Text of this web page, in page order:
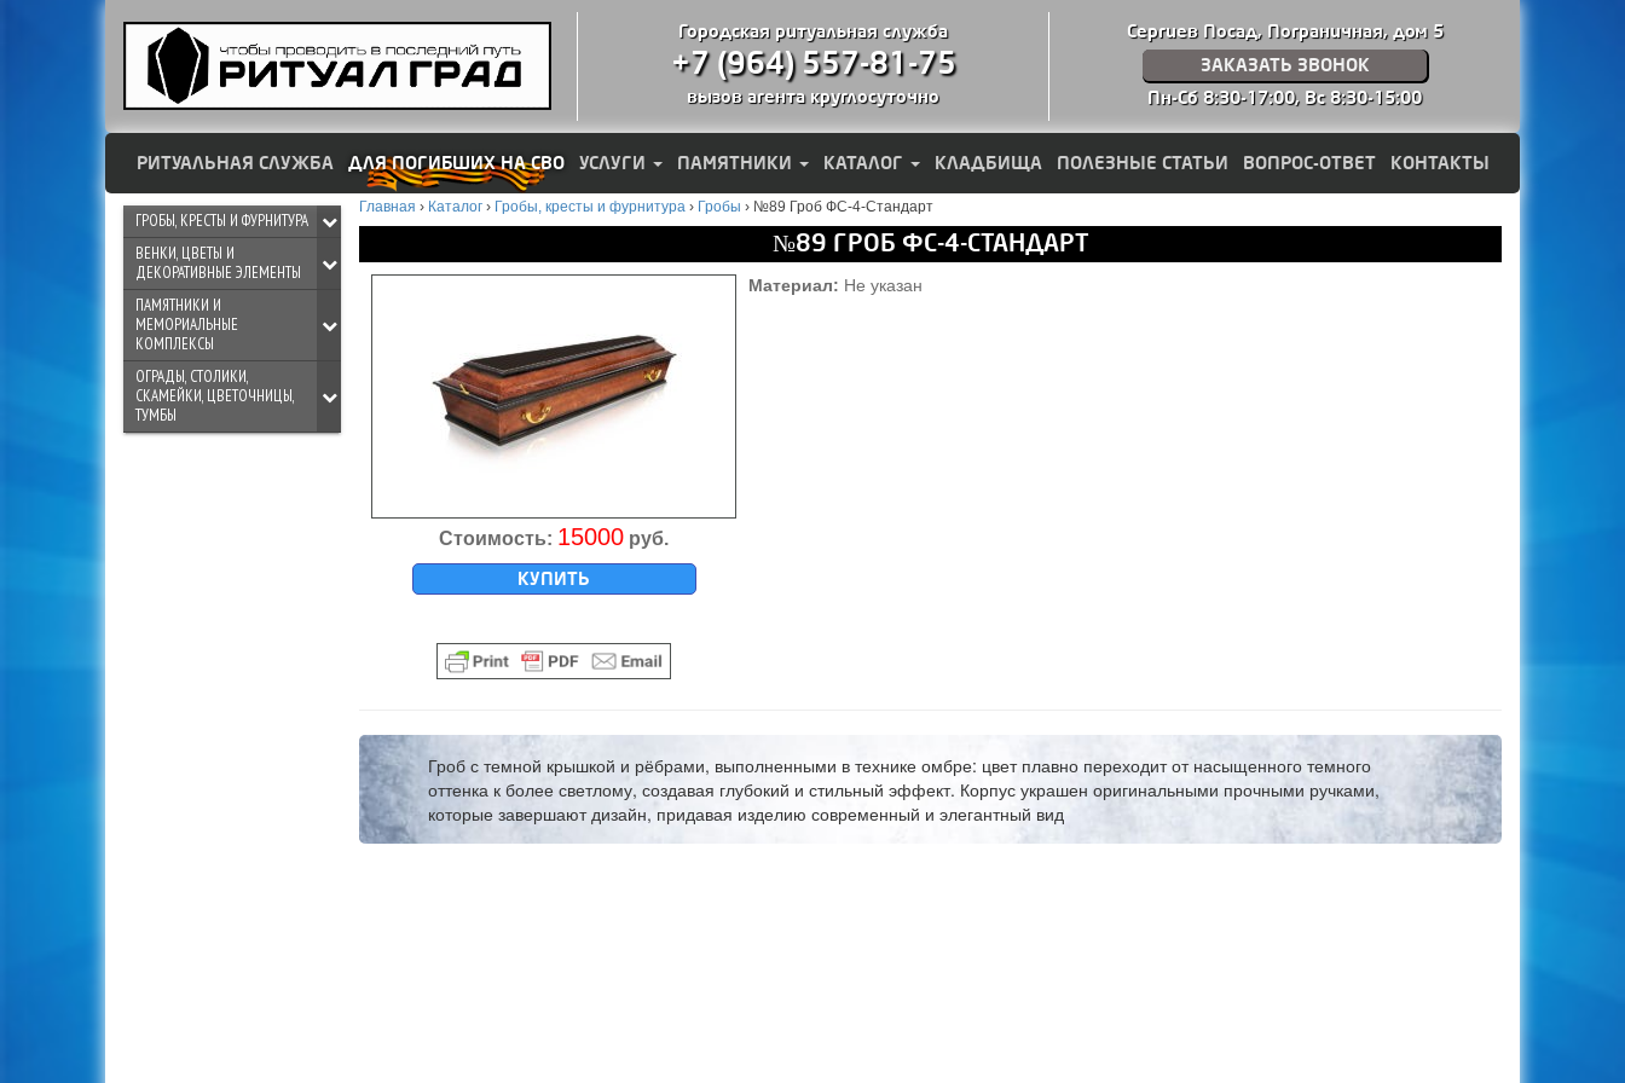
Городская ритуальная служба
+7 (964) 557-81-75
вызов агента круглосуточно
Сергиев Посад, Пограничная, дом 5
ЗАКАЗАТЬ ЗВОНОК
Пн-Сб 8:30-17:00, Вс 8:30-15:00
РИТУАЛЬНАЯ СЛУЖБА ДЛЯ ПОГИБШИХ НА СВО УСЛУГИ ПАМЯТНИКИ КАТАЛОГ КЛАДБИЩА ПОЛЕЗНЫЕ СТАТЬИ ВОПРОС-ОТВЕТ КОНТАКТЫ
ГРОБЫ, КРЕСТЫ И ФУРНИТУРА
ВЕНКИ, ЦВЕТЫ И
ДЕКОРАТИВНЫЕ ЭЛЕМЕНТЫ
ПАМЯТНИКИ И
МЕМОРИАЛЬНЫЕ
КОМПЛЕКСЫ
ОГРАДЫ, СТОЛИКИ,
СКАМЕЙКИ, ЦВЕТОЧНИЦЫ,
ТУМБЫ
Главная › Каталог › Гробы, кресты и фурнитура › Гробы › №89 Гроб ФС-4-Стандарт
№89 ГРОБ ФС-4-СТАНДАРТ
Стоимость: 15000 руб.
КУПИТЬ
Материал: Не указан
Гроб с темной крышкой и рёбрами, выполненными в технике омбре: цвет плавно переходит от насыщенного темного
оттенка к более светлому, создавая глубокий и стильный эффект. Корпус украшен оригинальными прочными ручками,
которые завершают дизайн, придавая изделию современный и элегантный вид